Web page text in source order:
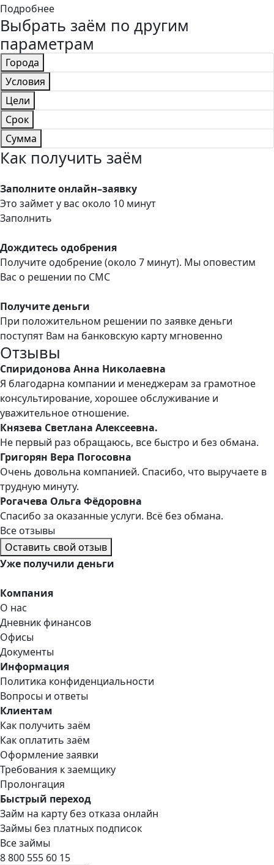
Подробнее
Выбрать заём по другим
параметрам
Города
Условия
Цели
Срок
Сумма
Как получить заём
Заполните онлайн–заявку
Это займет у вас около 10 минут
Заполнить
Дождитесь одобрения
Получите одобрение (около 7 минут). Мы оповестим
Вас о решении по СМС
Получите деньги
При положительном решении по заявке деньги
поступят Вам на банковскую карту мгновенно
Отзывы
Спиридонова Анна Николаевна
Я благодарна компании и менеджерам за грамотное
консультирование, хорошее обслуживание и
уважительное отношение.
Князева Светлана Алексеевна.
Не первый раз обращаюсь, все быстро и без обмана.
Григорян Вера Погосовна
Очень довольна компанией. Спасибо, что выручаете в
трудную минуту.
Рогачева Ольга Фёдоровна
Спасибо за оказанные услуги. Всё без обмана.
Все отзывы
Оставить свой отзыв
Уже получили деньги
Компания
О нас
Дневник финансов
Офисы
Документы
Информация
Политика конфиденциальности
Вопросы и ответы
Клиентам
Как получить заём
Как оплатить заём
Оформление заявки
Требования к заемщику
Пролонгация
Быстрый переход
Займ на карту без отказа онлайн
Займы без платных подписок
Все займы
8 800 555 60 15